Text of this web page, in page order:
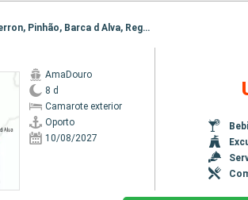
Itinerario : Oporto, Regua, Entre-os-Rios, Vega Terron, Regua, Pinhão, Vega Terron, Pinhão, Barca d Alva, Regua, Oporto
AmaDouro
8 d
Camarote exterior
Oporto
10/08/2027